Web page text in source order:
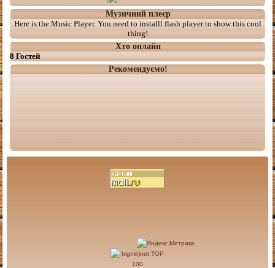
Музичний плеєр
Here is the Music Player. You need to installl flash player to show this cool
thing!
Хто онлайн
8 Гостей
Рекомендуємо!